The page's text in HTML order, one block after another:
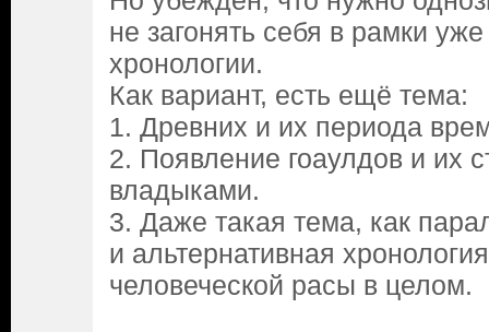
не загонять себя в рамки
хронологии.
Как вариант, есть ещё тема:
1. Древних и их периода
2. Появление гоаулдов и их
владыками.
3. Даже такая тема, как
и альтернативная
человеческой расы в целом.